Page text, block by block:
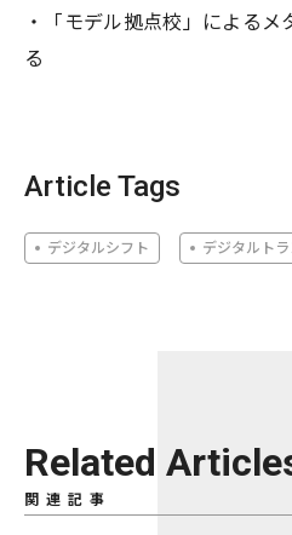
・「モデル拠点校」による
る
Article Tags
デジタルシフト デジタルト
Related
関連記事